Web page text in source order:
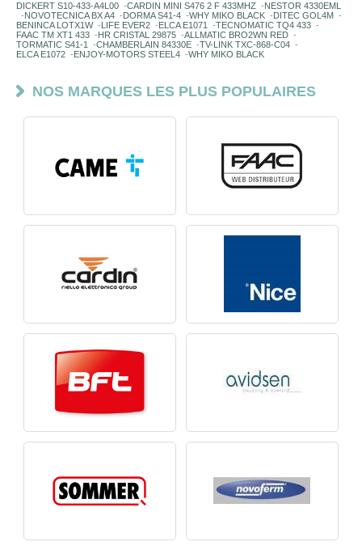
DICKERT S10-433-A4L00 -CARDIN MINI S476 2 F 433MHZ -NESTOR 4330EML
-NOVOTECNICA BX A4 -DORMA S41-4 -WHY MIKO BLACK -DITEC GOL4M -
BENINCA LOTX1W-LIFE EVER2 -ELCA E1071 -TECNOMATIC TQ4 433 -
FAAC TM XT1 433 -HR CRISTAL 29875 -ALLMATIC BRO2WN RED -
TORMATIC S41-1
-CHAMBERLAIN 84330E -TV-LINK TXC-868-C04 -
ELCA E1072 -ENJOY-MOTORS STEEL4 -WHY MIKO BLACK
NOS MARQUES LES PLUS POPULAIRES